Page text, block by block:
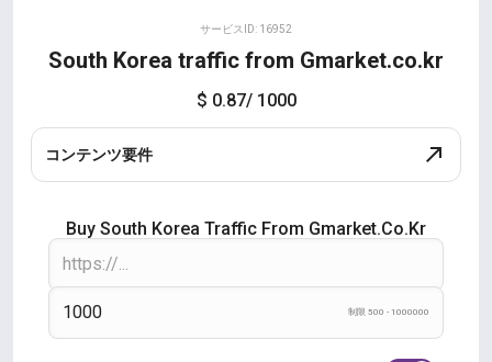
サービスID: 16952
South Korea traffic from Gmarket.co.kr
$ 0.87/ 1000
コンテンツ要件
Buy South Korea Traffic From Gmarket.co.kr
制限 500 - 1000000